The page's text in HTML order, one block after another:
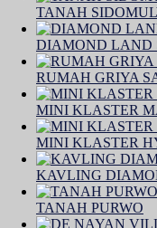
TANAH
DIAMOND LAND
RUMAH GRIYA
MINI KLASTER
MINI KLASTER
KAVLING
TANAH PURWO